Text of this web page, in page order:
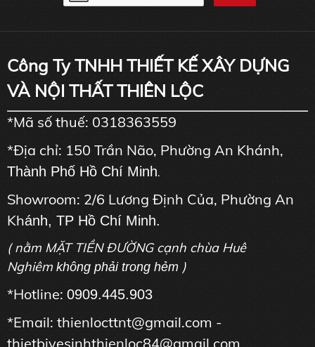
Công Ty TNHH THIẾT KẾ XÂY DỰNG
VÀ NỘI THẤT THIÊN LỘC
*Mã số thuế: 0318363559
*Địa chỉ: 150 Trần Não, Phường An Khánh,
Thành Phố Hồ Chí Minh.
Showroom: 2/6 Lương Định Của, Phường An
Khánh, TP Hồ Chí Minh.
( nằm MẶT TIỀN ĐƯỜNG cạnh chùa Huê
Nghiêm không phải trong hẻm )
*Hotline: 0909.445.903
*Email: thienlocttnt@gmail.com -
thietbivesinhthienloc84@gmail.com